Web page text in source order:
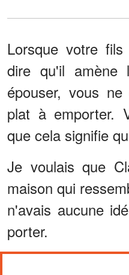
Lorsque votre
dire qu'il amène
épouser, vous
plat à emporter.
que cela signifie
Je voulais que
maison qui
n'avais aucune
porter.